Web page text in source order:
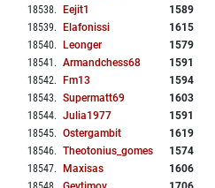
18538. Eejit1 1589
18539. Elafonissi 1615
18540. Leonger 1579
18541 . Armandchess68 1591
18542. Fm13 1594
18543. Supermatt69 1603
18544. Julia1977 1591
18545. Ostergambit 1619
18546. Theotonius_gomes 1574
18547. Maxisas 1606